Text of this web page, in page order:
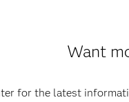
Want
for the latest